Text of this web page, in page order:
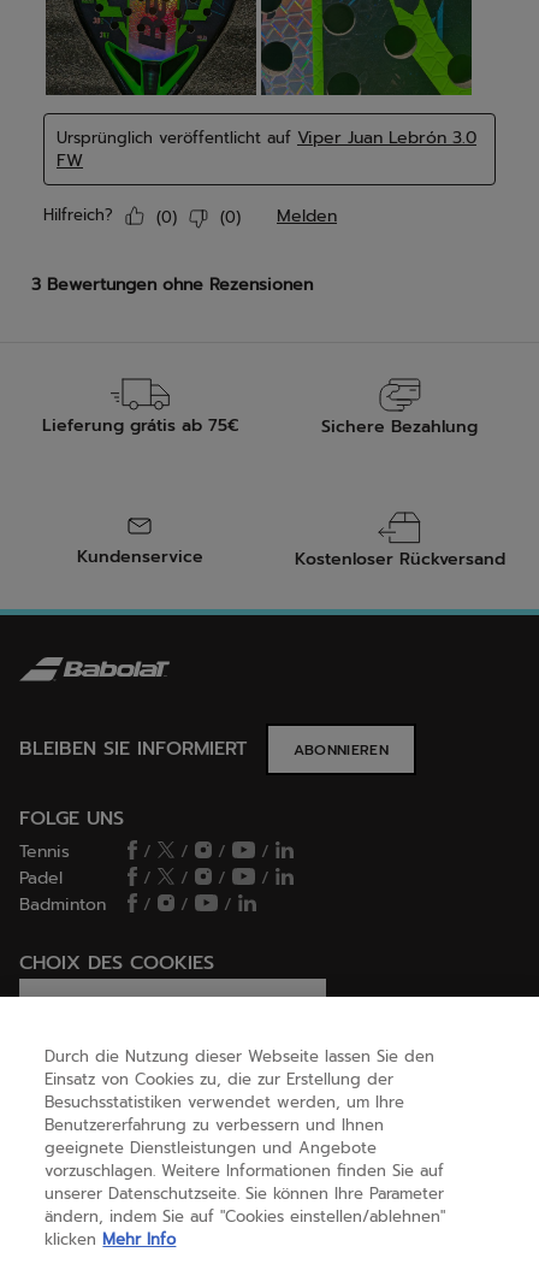
Lieferung grátis ab 75€ Sichere Bezahlung
Kundenservice Kostenloser Rückversand
BLEIBEN SIE INFORMIERT ABONNIEREN
FOLGE UNS
Tennis / / /
/
Padel
/ / /
/
Badminton
/ / /
CHOIX DES COOKIES
Ich lege Cookies fest / lehne sie ab
HILFE
ÜBER UNS
Durch die Nutzung dieser Webseite lassen Sie den
Einsatz von Cookies zu, die zur Erstellung der
Besuchsstatistiken verwendet werden, um Ihre
Benutzererfahrung zu verbessern und Ihnen
geeignete Dienstleistungen und Angebote
vorzuschlagen. Weitere Informationen finden Sie auf
unserer Datenschutzseite. Sie können Ihre Parameter
ändern, indem Sie auf "Cookies einstellen/ablehnen"
klicken Mehr Info